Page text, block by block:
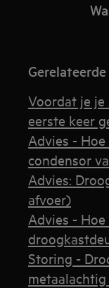
Voordat je je
eerste keer
Advies -
condensor
Advies:
afvoer)
Advies -
Storing -